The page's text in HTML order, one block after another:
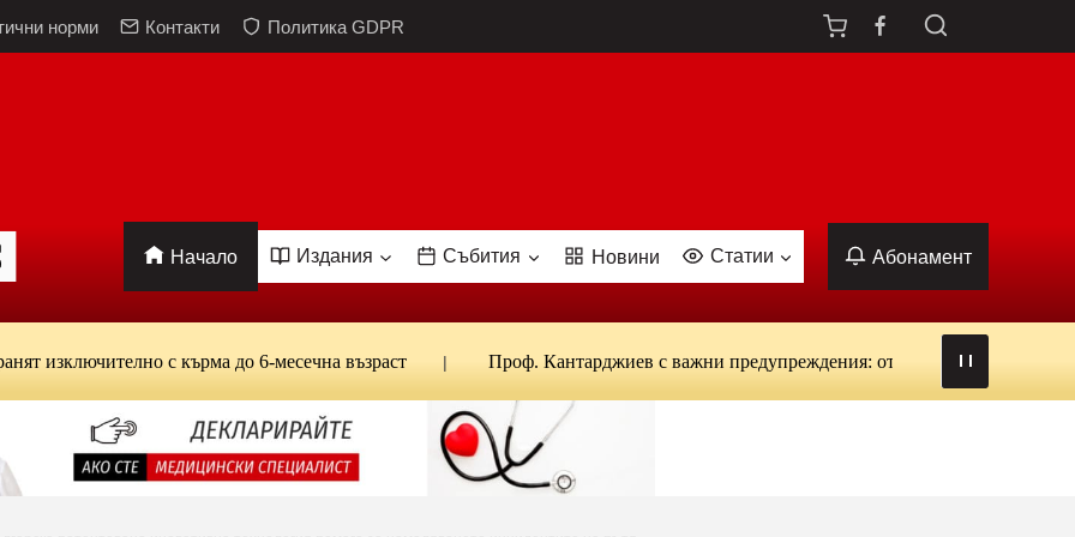
норми Контакти Политика GDPR
Начало Издания Събития Новини Статии Абонамент
с кърма до 6-месечна възраст Проф. Кантарджиев с важни предупреждения: от вируси и ухапвания от